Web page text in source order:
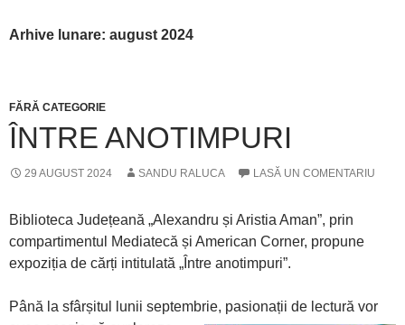
Arhive lunare: august 2024
FĂRĂ CATEGORIE
ÎNTRE ANOTIMPURI
29 AUGUST 2024 SANDU RALUCA LASĂ UN COMENTARIU
Biblioteca Județeană „Alexandru și Aristia Aman”, prin
compartimentul Mediatecă și American Corner, propune
expoziția de cărți intitulată „Între anotimpuri”.
Până la sfârșitul lunii septembrie, pasionații de lectură vor